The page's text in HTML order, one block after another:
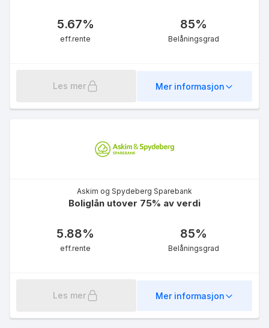
Grønt Boliglån 75%
5.62 %
5.67%
eff.rente
85%
Belåningsgrad
Les mer Mer informasjon
Askim og Spydeberg Sparebank
Boliglån utover 75% av verdi
5.88%
eff.rente
85%
Belåningsgrad
Les mer Mer informasjon